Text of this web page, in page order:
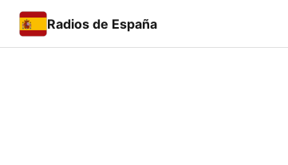
Radios de España